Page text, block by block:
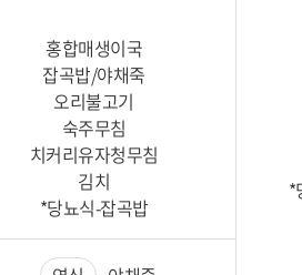
홍합매생이국
잡곡밥/야채죽
오리불고기
숙주무침
치커리유자청무침
김치
*당뇨식-잡곡밥
*